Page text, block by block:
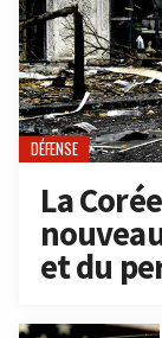
DÉFENSE
La
et du